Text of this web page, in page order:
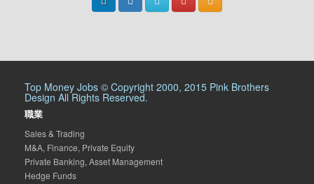
Top Money Jobs © Copyright 2000, 2015 Pink Brothers
Design All Rights Reserved.
職業
Sales & Trading
M&A, Finance, Private Equity
Private Banking, Asset Management
Hedge Funds